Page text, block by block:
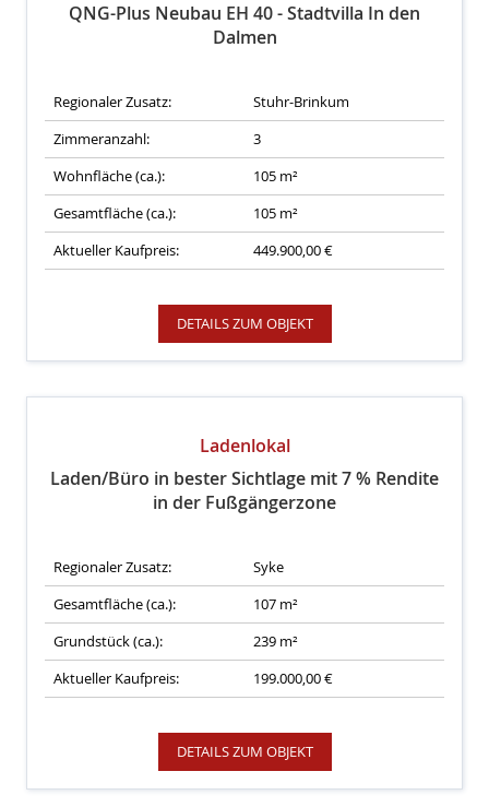
QNG-Plus Neubau EH 40 - Stadtvilla In den
Dalmen
Regionaler Zusatz:
Stuhr-Brinkum
Zimmeranzahl:
3
Wohnfläche (ca.):
105 m²
Gesamtfläche (ca.):
105 m²
Aktueller Kaufpreis:
449.900,00 €
DETAILS ZUM OBJEKT
Ladenlokal
Laden/Büro in bester Sichtlage mit 7 % Rendite
in der Fußgängerzone
Regionaler Zusatz:
Syke
Gesamtfläche (ca.):
107 m²
Grundstück (ca.):
239 m²
Aktueller Kaufpreis:
199.000,00 €
DETAILS ZUM OBJEKT